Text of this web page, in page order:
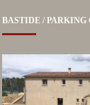
BASTIDE / PARKING